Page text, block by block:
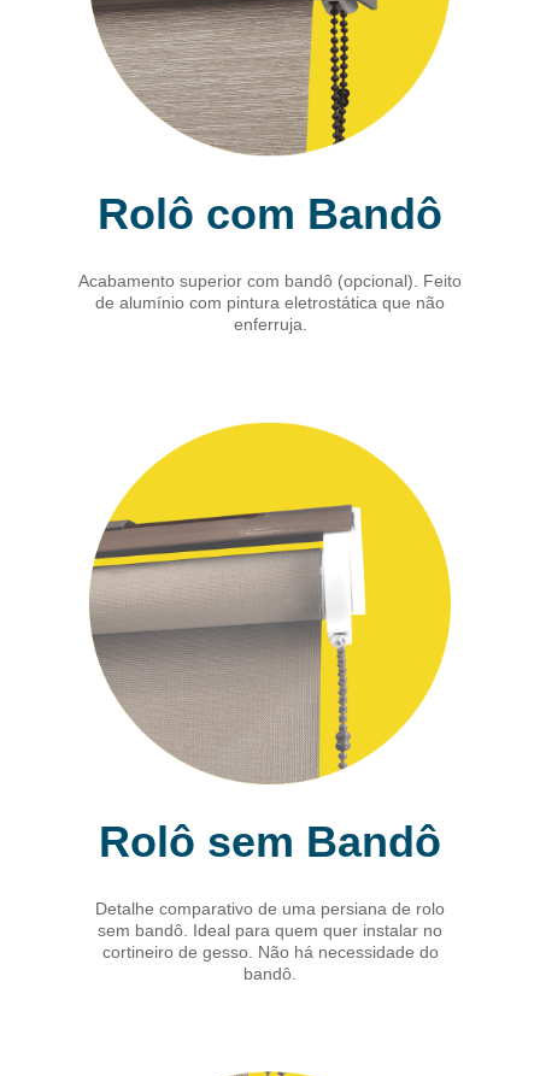
Rolô com Bandô
Acabamento superior com bandô (opcional). Feito
de alumínio com pintura eletrostática que não
enferruja.
Rolô sem Bandô
Detalhe comparativo de uma persiana de rolo
sem bandô. Ideal para quem quer instalar no
cortineiro de gesso. Não há necessidade do
bandô.